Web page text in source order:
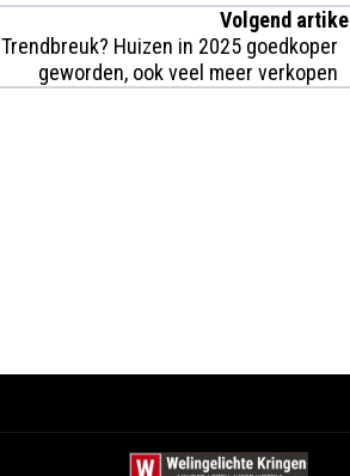
Volgend artikel
Trendbreuk? Huizen in 2025 goedkoper
geworden, ook veel meer verkopen